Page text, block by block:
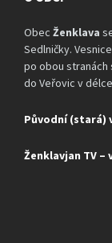
Obec Ženklava
Sedlničky.
po obou stranách
do Veřovic v
Původní (stará)
Ženklavjan TV –